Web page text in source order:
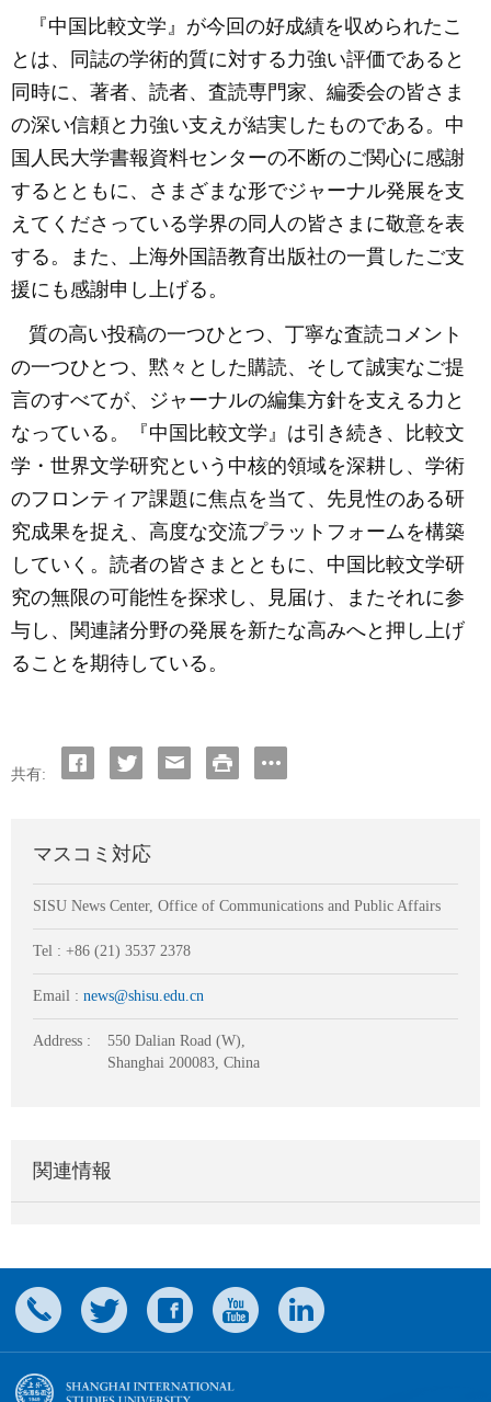
『中国比較文学』が今回の好成績を収められたこ
とは、同誌の学術的質に対する力強い評価であると
同時に、著者、読者、査読専門家、編委会の皆さま
の深い信頼と力強い支えが結実したものである。中
国人民大学書報資料センターの不断のご関心に感謝
するとともに、さまざまな形でジャーナル発展を支
えてくださっている学界の同人の皆さまに敬意を表
する。また、上海外国語教育出版社の一貫したご支
援にも感謝申し上げる。
質の高い投稿の一つひとつ、丁寧な査読コメント
の一つひとつ、黙々とした購読、そして誠実なご提
言のすべてが、ジャーナルの編集方針を支える力と
なっている。『中国比較文学』は引き続き、比較文
学・世界文学研究という中核的領域を深耕し、学術
のフロンティア課題に焦点を当て、先見性のある研
究成果を捉え、高度な交流プラットフォームを構築
していく。読者の皆さまとともに、中国比較文学研
究の無限の可能性を探求し、見届け、またそれに参
与し、関連諸分野の発展を新たな高みへと押し上げ
ることを期待している。
共有:
マスコミ対応
SISU News Center, Office of Communications and Public Affairs
Tel : +86 (21) 3537 2378
Email : news@shisu.edu.cn
Address :
550 Dalian Road (W),
Shanghai 200083, China
関連情報